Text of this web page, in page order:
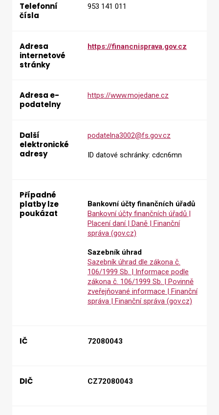
Telefonní
čísla
953 141 011
Adresa
internetové
stránky
https://financnisprava.gov.cz
Adresa e-
podatelny
https://www.mojedane.cz
Další
elektronické
adresy
podatelna3002@fs.gov.cz
ID datové schránky: cdcn6mn
Případné
platby lze
poukázat
Bankovní účty finančních úřadů
Bankovní účty finančních úřadů |
Placení daní | Daně | Finanční
správa (gov.cz)
Sazebník úhrad
Sazebník úhrad dle zákona č.
106/1999 Sb. | Informace podle
zákona č. 106/1999 Sb. | Povinně
zveřejňované informace | Finanční
správa | Finanční správa (gov.cz)
IČ 72080043
DIČ CZ72080043